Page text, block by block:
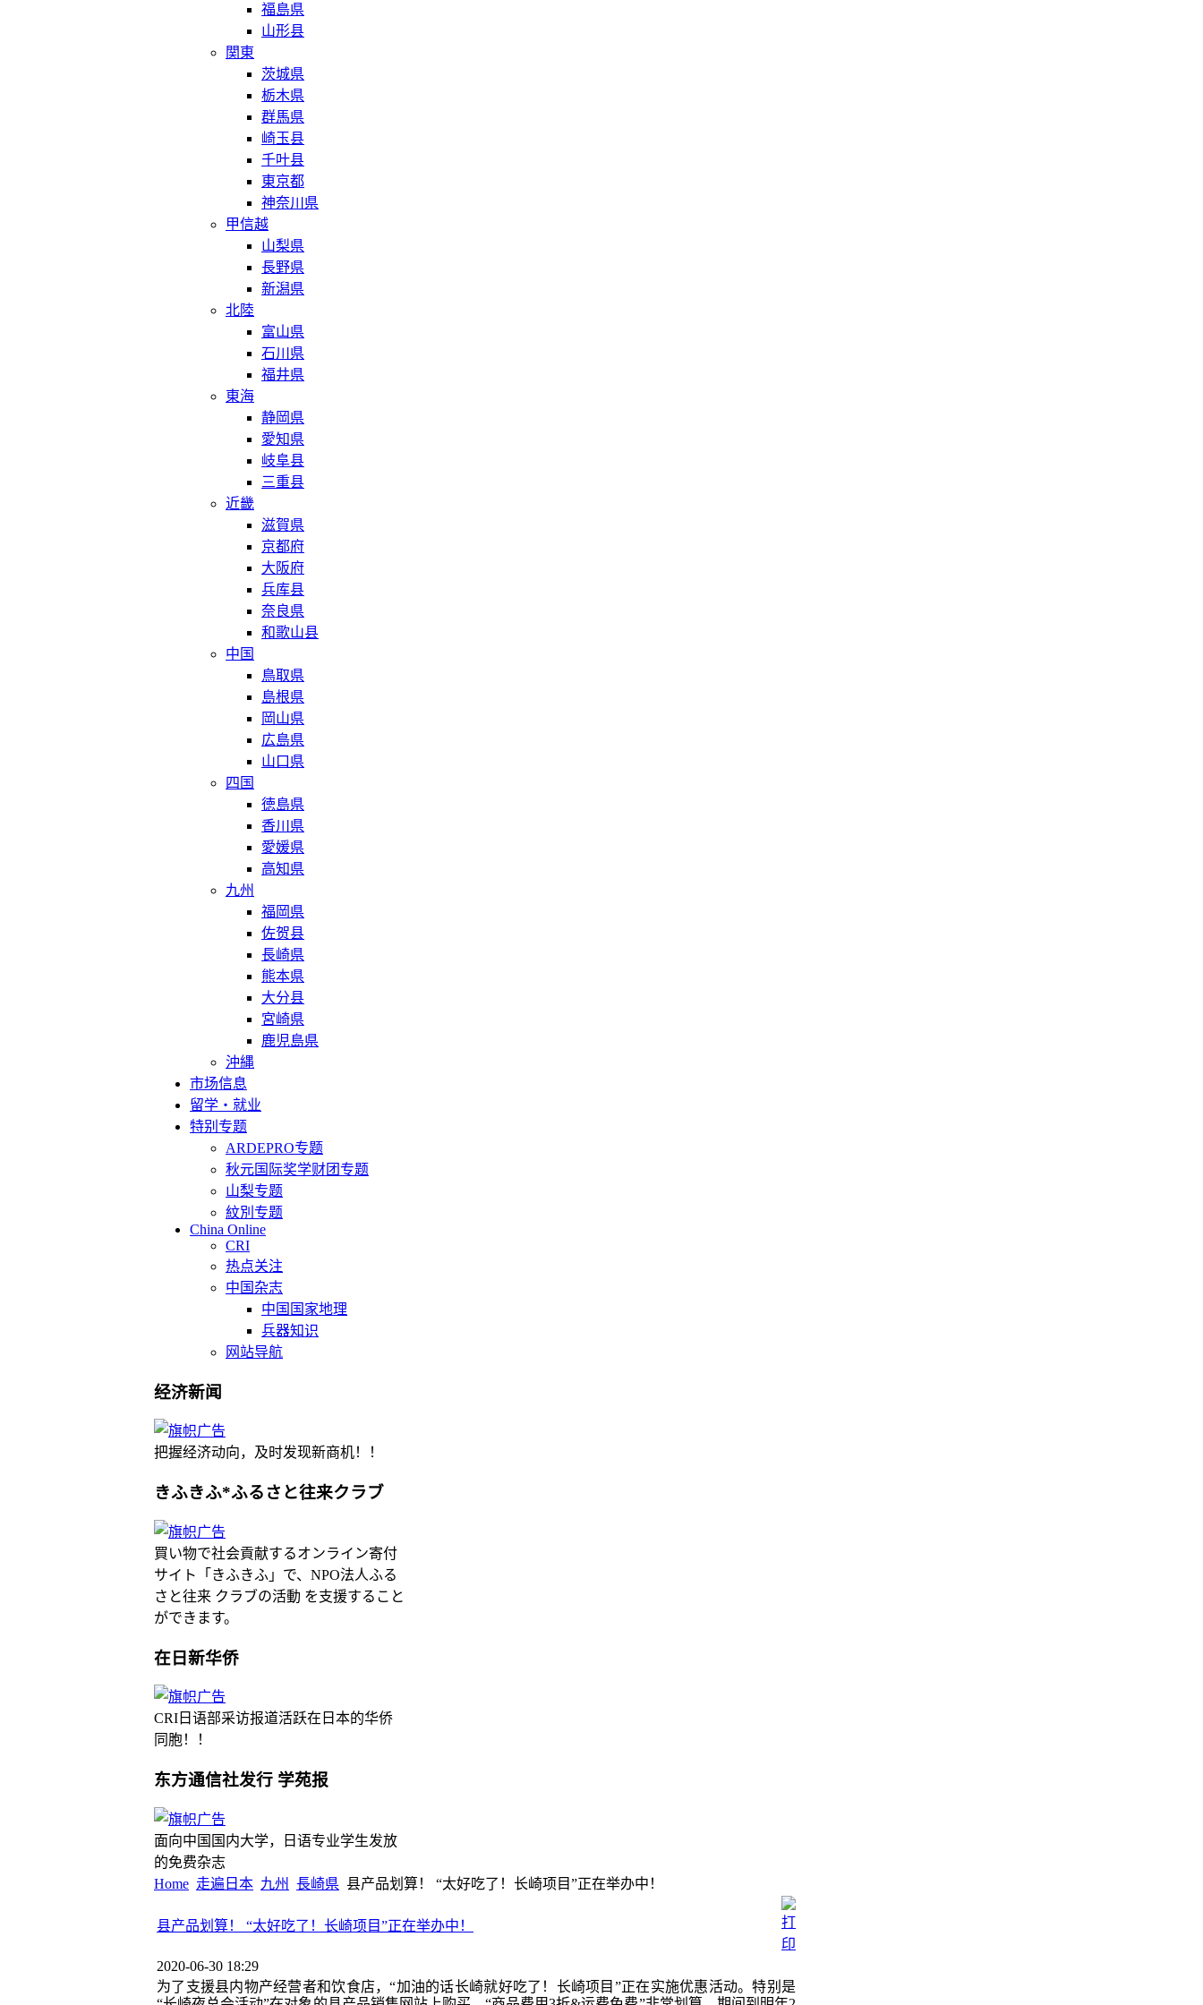
福島県
山形县
関東
茨城県
栃木県
群馬県
崎玉县
千叶县
東京都
神奈川県
甲信越
山梨県
長野県
新潟県
北陸
富山県
石川県
福井県
東海
静岡県
愛知県
岐阜县
三重县
近畿
滋賀県
京都府
大阪府
兵库县
奈良県
和歌山县
中国
鳥取県
島根県
岡山県
広島県
山口県
四国
徳島県
香川県
愛媛県
高知県
九州
福岡県
佐贺县
長崎県
熊本県
大分县
宮崎県
鹿児島県
沖縄
市场信息
留学・就业
特别专题
ARDEPRO专题
秋元国际奖学财团专题
山梨专题
紋別专题
China Online
CRI
热点关注
中国杂志
中国国家地理
兵器知识
网站导航
经济新闻
把握经济动向，及时发现新商机！！
きふきふ*ふるさと往来クラブ
買い物で社会貢献するオンライン寄付
サイト「きふきふ」で、NPO法人ふる
さと往来 クラブの活動 を支援すること
ができます。
在日新华侨
CRI日语部采访报道活跃在日本的华侨
同胞！！
东方通信社发行 学苑报
面向中国国内大学，日语专业学生发放
的免费杂志
Home 走遍日本 九州 長崎県 县产品划算！ “太好吃了！长崎项目”正在举办中！
县产品划算！ “太好吃了！长崎项目”正在举办中！
2020-06-30 18:29
为了支援县内物产经营者和饮食店，“加油的话长崎就好吃了！长崎项目”正在实施优惠活动。特别是